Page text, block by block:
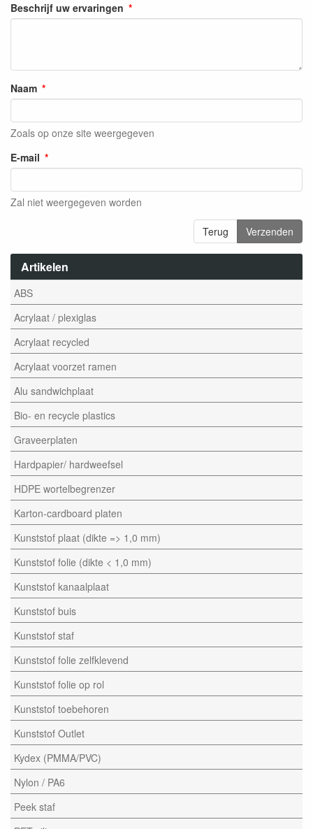
Artikelen
ABS
Acrylaat / plexiglas
Acrylaat recycled
Acrylaat voorzet ramen
Alu sandwichplaat
Bio- en recycle plastics
Graveerplaten
Hardpapier/ hardweefsel
HDPE wortelbegrenzer
Karton-cardboard platen
Kunststof plaat (dikte => 1,0 mm)
Kunststof folie (dikte < 1,0 mm)
Kunststof kanaalplaat
Kunststof buis
Kunststof staf
Kunststof folie zelfklevend
Kunststof folie op rol
Kunststof toebehoren
Kunststof Outlet
Kydex (PMMA/PVC)
Nylon / PA6
Peek staf
Beschrijf uw ervaringen
Naam
Zoals op onze site weergegeven
E-mail
Zal niet weergegeven worden
Terug Verzenden